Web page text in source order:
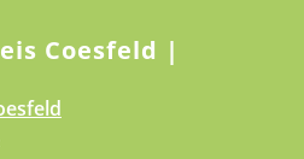
Coesfeld |